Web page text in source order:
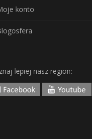
konto
lepiej nasz region: